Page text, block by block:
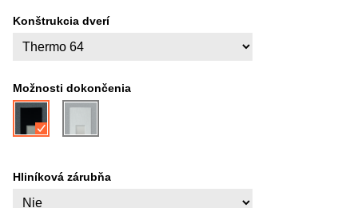
Konštrukcia dverí
Možnosti dokončenia
Hliníková zárubňa